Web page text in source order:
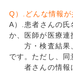
Q）.どんな情報が
A）.患者さんの氏
か、医師が医療連
方・検査結果、
です。ただし、同
者さんの情報